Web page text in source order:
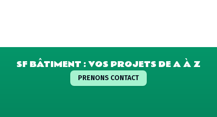
SF BÂTIMENT : VOS PROJETS DE A À Z
PRENONS CONTACT